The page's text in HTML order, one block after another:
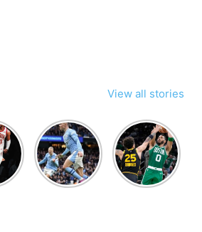
View all stories